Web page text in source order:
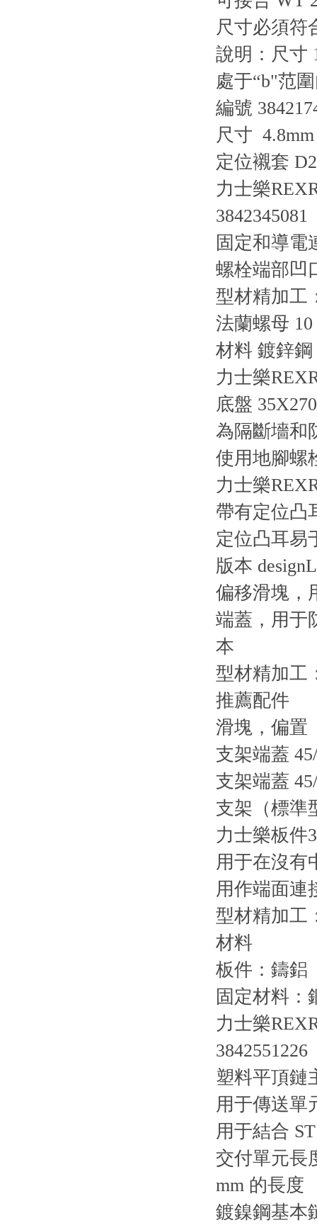
尺寸必須符
說明：尺寸
處于“b"范
編號
尺寸 4.8mm
定位襯套
力士樂
3842345081
固定和導電
螺栓端部凹
型材精加工
法蘭螺母
材料 鍍鋅鋼
力士樂
底盤
為隔斷墻和
使用地腳螺
力士樂
帶有定位凸
定位凸耳易
版本
偏移滑塊，
端蓋，用于
本
型材精加工
推薦配件
滑塊，偏置
支架端蓋
支架端蓋
支架（標準
力士樂板件
用于在沒有
用作端面連
型材精加工
材料
板件：鑄鋁
固定材料：
力士樂
3842551226
塑料平頂鏈
用于傳送單
用于結合
交付單元長
mm 的長度
鍍鎳鋼基本